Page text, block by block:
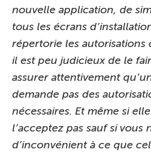
nouvelle application, de
tous les écrans
répertorie les autorisations
il est peu judicieux de le
assurer attentivement
demande pas des
nécessaires. Et même si
l’acceptez pas sauf si vous
d’inconvénient à ce que